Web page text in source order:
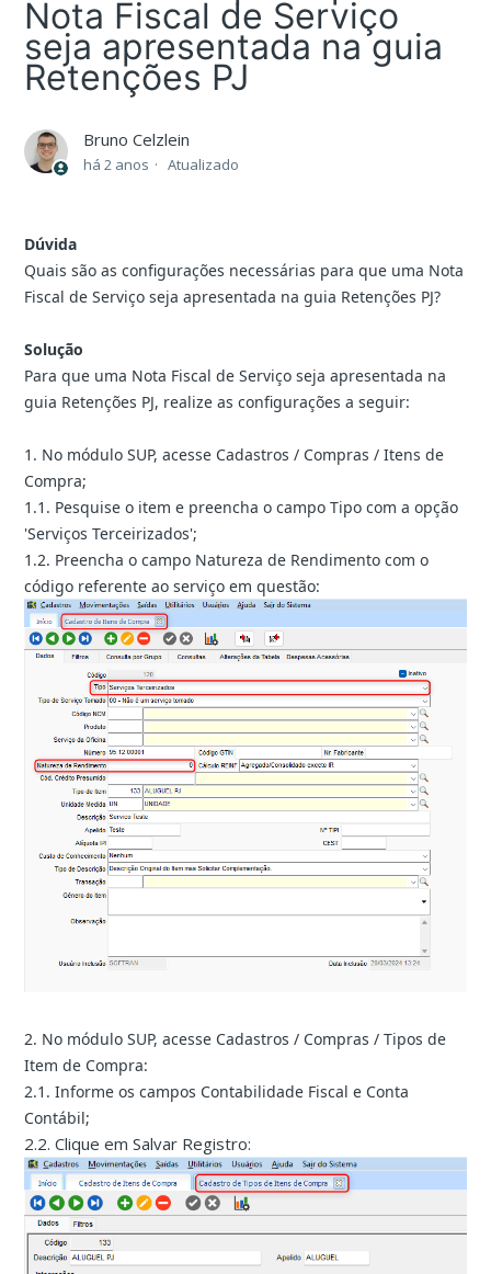
Nota Fiscal de Serviço
seja apresentada na guia
Retenções PJ
Bruno Celzlein
há 2 anos Atualizado
Dúvida
Quais são as configurações necessárias para que uma Nota
Fiscal de Serviço seja apresentada na guia Retenções PJ?
Solução
Para que uma Nota Fiscal de Serviço seja apresentada na
guia Retenções PJ, realize as configurações a seguir:
1. No módulo SUP, acesse Cadastros / Compras / Itens de
Compra;
1.1. Pesquise o item e preencha o campo Tipo com a opção
'Serviços Terceirizados';
1.2. Preencha o campo Natureza de Rendimento com o
código referente ao serviço em questão:
2. No módulo SUP, acesse Cadastros / Compras / Tipos de
Item de Compra:
2.1. Informe os campos Contabilidade Fiscal e Conta
Contábil;
2.2. Clique em Salvar Registro: